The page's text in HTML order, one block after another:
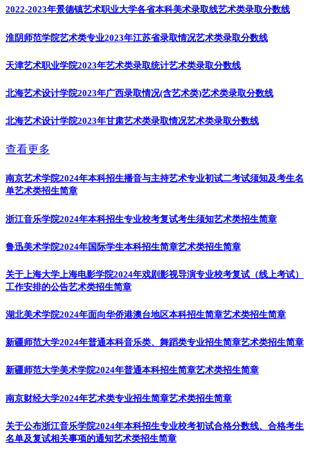
2022-2023年景德镇艺术职业大学各省本科美术录取线艺术类录取分数线
淮阴师范学院艺术类专业2023年江苏省录取情况艺术类录取分数线
天津艺术职业学院2023年艺术类录取统计艺术类录取分数线
北海艺术设计学院2023年广西录取情况(含艺术类)艺术类录取分数线
北海艺术设计学院2023年甘肃艺术类录取情况艺术类录取分数线
查看更多
南京艺术学院2024年本科招生播音与主持艺术专业初试二考试须知及考生名
单艺术类招生简章
浙江音乐学院2024年本科招生专业校考复试考生须知艺术类招生简章
鲁迅美术学院2024年国际学生本科招生简章艺术类招生简章
关于上海大学上海电影学院2024年戏剧影视导演专业校考复试（线上考试）
工作安排的公告艺术类招生简章
湖北美术学院2024年面向华侨港澳台地区本科招生简章艺术类招生简章
新疆师范大学2024年普通本科音乐类、舞蹈类专业招生简章艺术类招生简章
新疆师范大学美术学院2024年普通本科招生简章艺术类招生简章
南京财经大学2024年艺术类专业招生简章艺术类招生简章
关于公布浙江音乐学院2024年本科招生专业校考初试合格分数线、合格考生
名单及复试相关事项的通知艺术类招生简章